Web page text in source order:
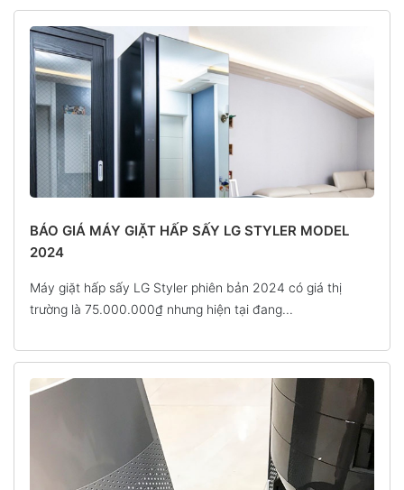
BÁO GIÁ MÁY GIẶT HẤP SẤY LG STYLER MODEL
2024
Máy giặt hấp sấy LG Styler phiên bản 2024 có giá thị
trường là 75.000.000₫ nhưng hiện tại đang...